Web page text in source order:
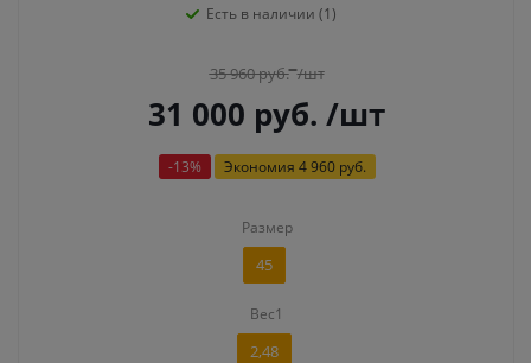
Есть в наличии (1)
35 960руб. /шт
31 000 руб. /шт
-13% Экономия 4 960 руб.
Размер
45
Вес1
2,48